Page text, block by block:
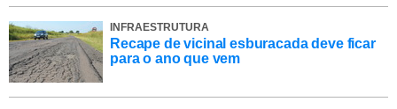
INFRAESTRUTURA
Recape de vicinal esburacada deve ficar
para o ano que vem